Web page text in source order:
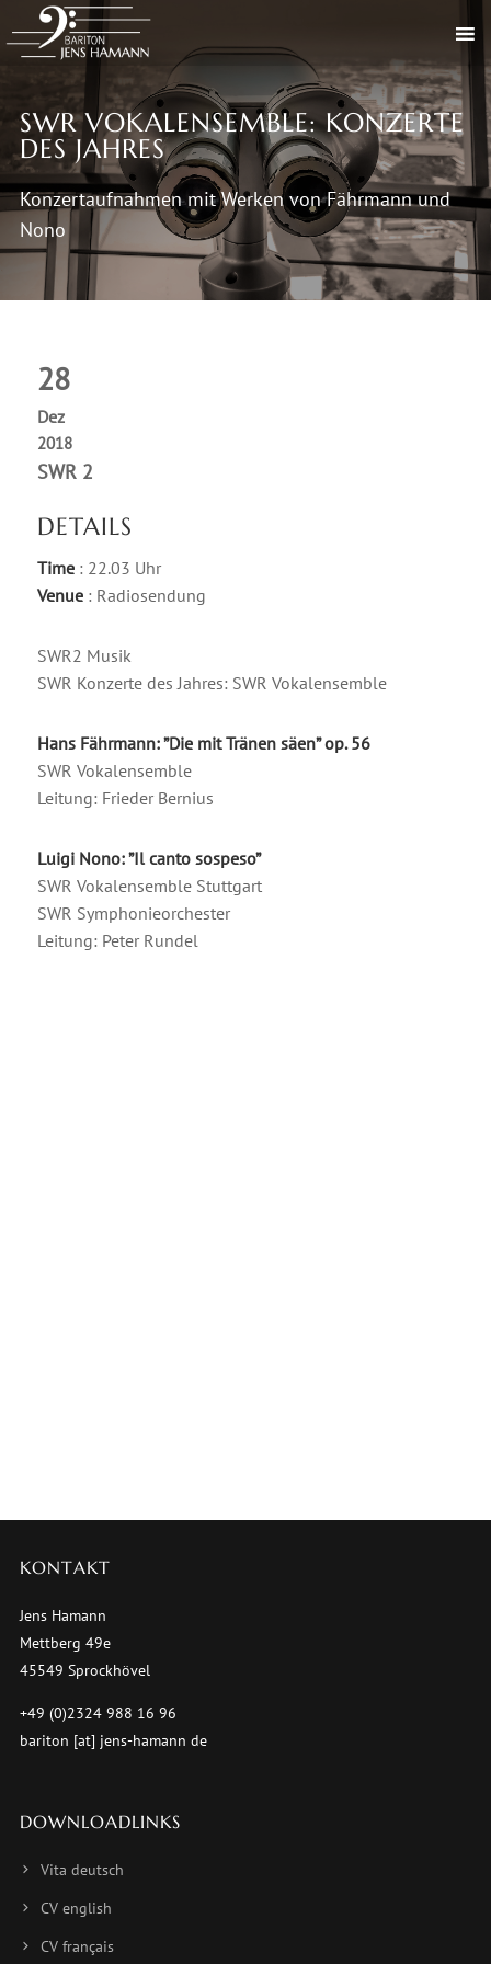
SWR VOKALENSEMBLE: KONZERTE
DES JAHRES
Konzertaufnahmen mit Werken von Fährmann und
Nono
28
Dez
2018
SWR 2
DETAILS
Time : 22.03 Uhr
Venue : Radiosendung
SWR2 Musik
SWR Konzerte des Jahres: SWR Vokalensemble
Hans Fährmann: ”Die mit Tränen säen” op. 56
SWR Vokalensemble
Leitung: Frieder Bernius
Luigi Nono: ”Il canto sospeso”
SWR Vokalensemble Stuttgart
SWR Symphonieorchester
Leitung: Peter Rundel
KONTAKT
Jens Hamann
Mettberg 49e
45549 Sprockhövel
+49 (0)2324 988 16 96
bariton [at] jens-hamann de
DOWNLOADLINKS
Vita deutsch
CV english
CV français